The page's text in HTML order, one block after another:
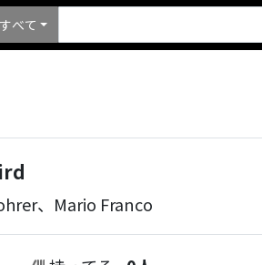
すべて
、Mario Franco